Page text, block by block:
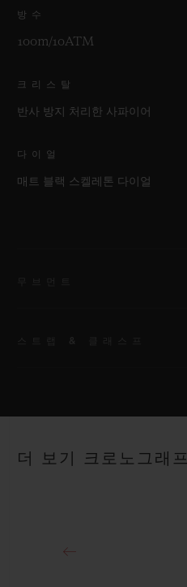
방수
100m/10ATM
크리스탈
반사 방지 처리한 사파이어
다이얼
매트 블랙 스켈레톤 다이얼
스트랩
더 보기 크로노그래프